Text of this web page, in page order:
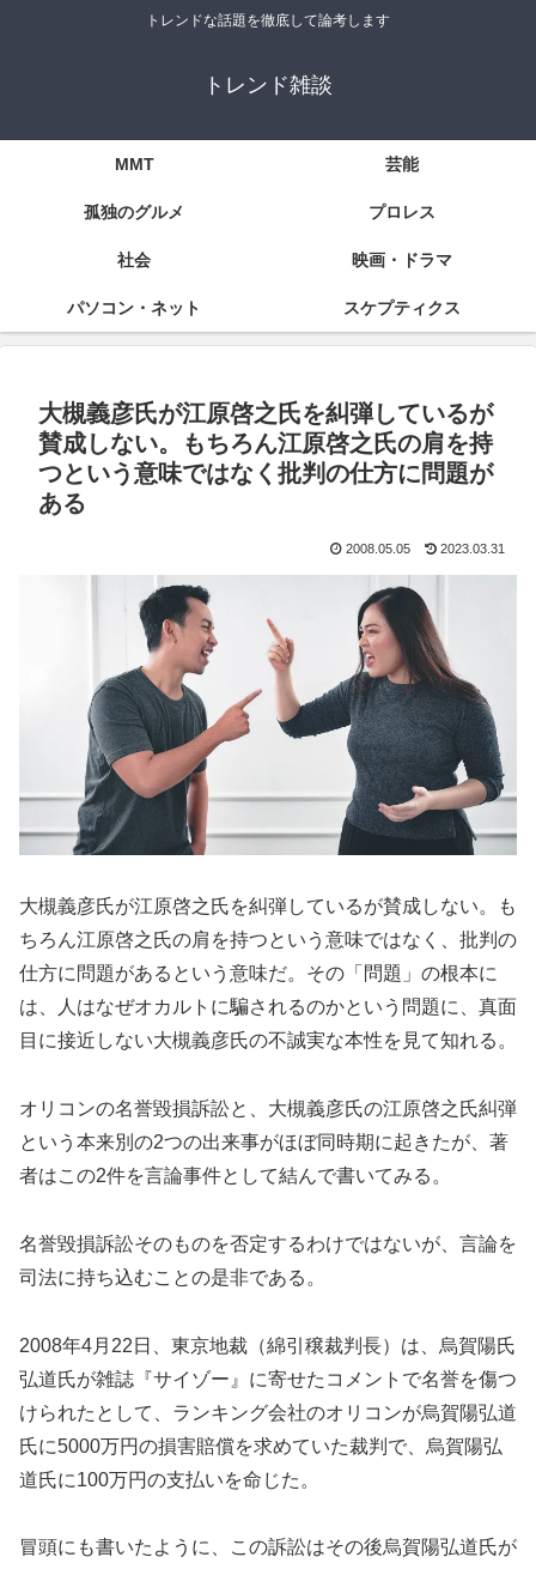
トレンドな話題を徹底して論考します
トレンド雑談
MMT 芸能
孤独のグルメ プロレス
社会 映画・ドラマ
パソコン・ネット スケプティクス
大槻義彦氏が江原啓之氏を糾弾しているが
賛成しない。もちろん江原啓之氏の肩を持
つという意味ではなく批判の仕方に問題が
ある
2008.05.05 2023.03.31
大槻義彦氏が江原啓之氏を糾弾しているが賛成しない。も
ちろん江原啓之氏の肩を持つという意味ではなく、批判の
仕方に問題があるという意味だ。その「問題」の根本に
は、人はなぜオカルトに騙されるのかという問題に、真面
目に接近しない大槻義彦氏の不誠実な本性を見て知れる。
オリコンの名誉毀損訴訟と、大槻義彦氏の江原啓之氏糾弾
という本来別の2つの出来事がほぼ同時期に起きたが、著
者はこの2件を言論事件として結んで書いてみる。
名誉毀損訴訟そのものを否定するわけではないが、言論を
司法に持ち込むことの是非である。
2008年4月22日、東京地裁（綿引穣裁判長）は、烏賀陽氏
弘道氏が雑誌『サイゾー』に寄せたコメントで名誉を傷つ
けられたとして、ランキング会社のオリコンが烏賀陽弘道
氏に5000万円の損害賠償を求めていた裁判で、烏賀陽弘
道氏に100万円の支払いを命じた。
冒頭にも書いたように、この訴訟はその後烏賀陽弘道氏が